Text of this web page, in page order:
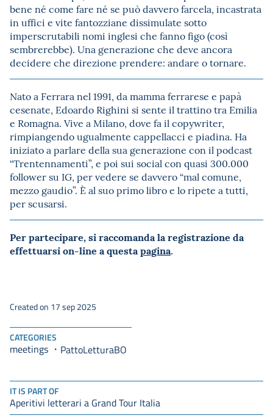
IT IS PART OF
Aperitivi letterari a Grand Tour Italia
bene né come fare né se può davvero farcela, incastrata
in uffici e vite fantozziane dissimulate sotto
imperscrutabili nomi inglesi che fanno figo (così
sembrerebbe). Una generazione che deve ancora
decidere che direzione prendere: andare o tornare.
Nato a Ferrara nel 1991, da mamma ferrarese e papà
cesenate, Edoardo Righini si sente il trattino tra Emilia
e Romagna. Vive a Milano, dove fa il copywriter,
rimpiangendo ugualmente cappellacci e piadina. Ha
iniziato a parlare della sua generazione con il podcast
“Trentennamenti”, e poi sui social con quasi 300.000
follower su IG, per vedere se davvero “mal comune,
mezzo gaudio”. È al suo primo libro e lo ripete a tutti,
per scusarsi.
Per partecipare, si raccomanda la registrazione da
effettuarsi on-line a questapagina.
CATEGORIES
meetings PattoLetturaBO
Created on 17 sep 2025